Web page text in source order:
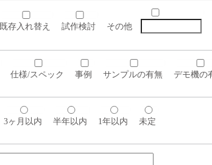
既存入れ替え 試作検討 その他
仕様/スペック 事例 サンプルの有無 デモ機の
3ヶ月以内 半年以内 1年以内 未定